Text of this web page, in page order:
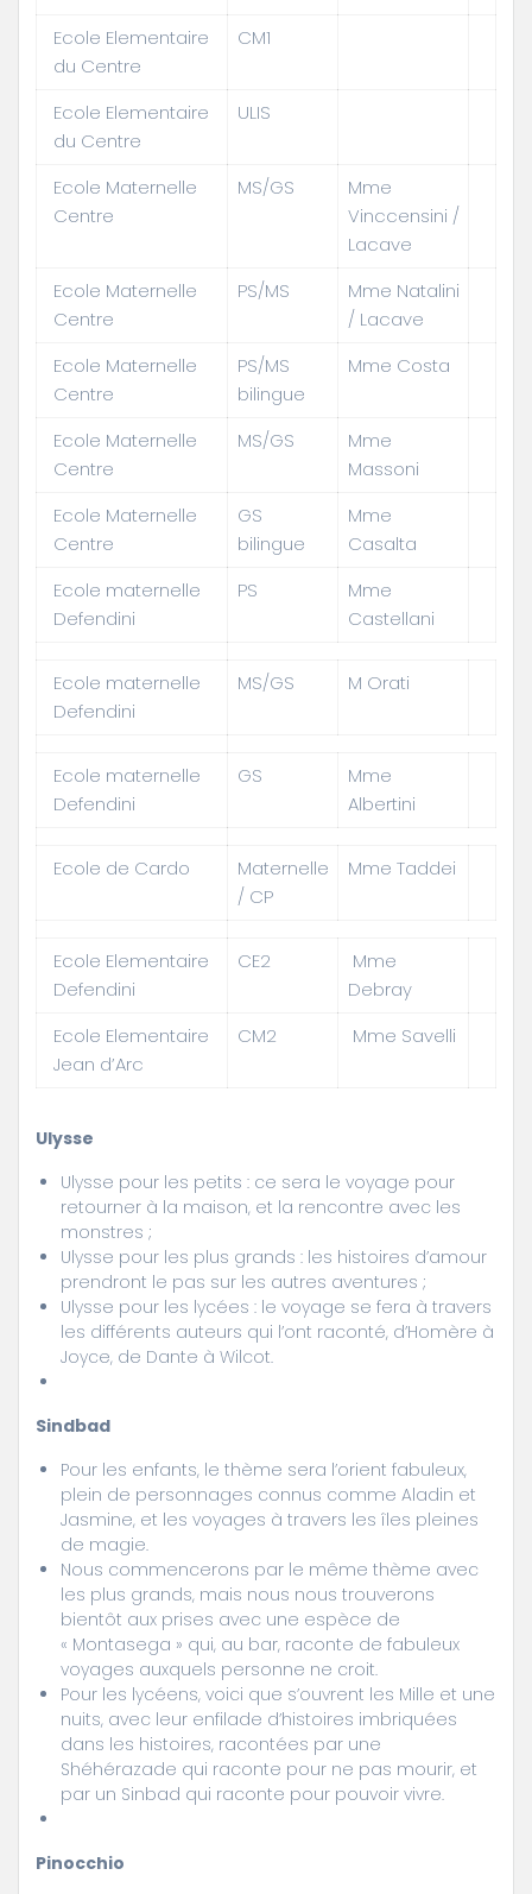
Ecole Elementaire
du Centre
CM1
Ecole Elementaire
du Centre
ULIS
Ecole Maternelle
Centre
MS/GS
Mme
Vinccensini /
Lacave
Ecole Maternelle
Centre
PS/MS
Mme Natalini
/ Lacave
Ecole Maternelle
Centre
PS/MS
bilingue
Mme Costa
Ecole Maternelle
Centre
MS/GS
Mme
Massoni
Ecole Maternelle
Centre
GS
bilingue
Mme
Casalta
Ecole maternelle
Defendini
PS
Mme
Castellani
Ecole maternelle
Defendini
MS/GS M Orati
Ecole maternelle
Defendini
GS
Mme
Albertini
Ecole de Cardo
Maternelle
/ CP
Mme Taddei
Ecole Elementaire
Defendini
CE2
Mme
Debray
Ecole Elementaire
Jean d’Arc
CM2 Mme Savelli
Ulysse
Ulysse pour les petits : ce sera le voyage pour
retourner à la maison, et la rencontre avec les
monstres ;
Ulysse pour les plus grands : les histoires d’amour
prendront le pas sur les autres aventures ;
Ulysse pour les lycées : le voyage se fera à travers
les différents auteurs qui l’ont raconté, d’Homère à
Joyce, de Dante à Wilcot.
Sindbad
Pour les enfants, le thème sera l’orient fabuleux,
plein de personnages connus comme Aladin et
Jasmine, et les voyages à travers les îles pleines
de magie.
Nous commencerons par le même thème avec
les plus grands, mais nous nous trouverons
bientôt aux prises avec une espèce de
« Montasega » qui, au bar, raconte de fabuleux
voyages auxquels personne ne croit.
Pour les lycéens, voici que s’ouvrent les Mille et une
nuits, avec leur enfilade d’histoires imbriquées
dans les histoires, racontées par une
Shéhérazade qui raconte pour ne pas mourir, et
par un Sinbad qui raconte pour pouvoir vivre.
Pinocchio